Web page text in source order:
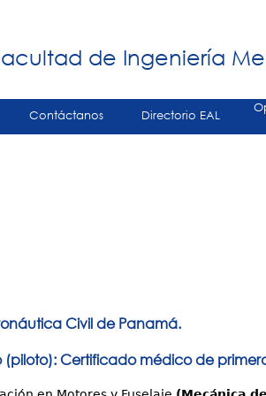
de Ingeniería
Contáctanos Directorio EAL
Civil de Panamá.
(piloto): Certificado médico de